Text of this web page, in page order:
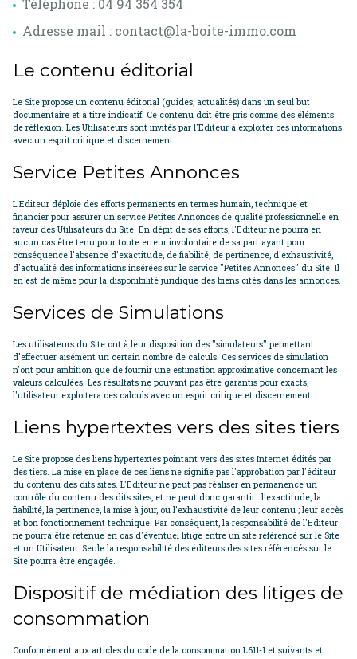
Téléphone : 04 94 354 354
Adresse mail : contact@la-boite-immo.com
Le contenu éditorial
Le Site propose un contenu éditorial (guides, actualités) dans un seul but
documentaire et à titre indicatif. Ce contenu doit être pris comme des éléments
de réflexion. Les Utilisateurs sont invités par l'Editeur à exploiter ces informations
avec un esprit critique et discernement.
Service Petites Annonces
L'Editeur déploie des efforts permanents en termes humain, technique et
financier pour assurer un service Petites Annonces de qualité professionnelle en
faveur des Utilisateurs du Site. En dépit de ses efforts, l'Editeur ne pourra en
aucun cas être tenu pour toute erreur involontaire de sa part ayant pour
conséquence l'absence d'exactitude, de fiabilité, de pertinence, d'exhaustivité,
d'actualité des informations insérées sur le service "Petites Annonces" du Site. Il
en est de même pour la disponibilité juridique des biens cités dans les annonces.
Services de Simulations
Les utilisateurs du Site ont à leur disposition des "simulateurs" permettant
d'effectuer aisément un certain nombre de calculs. Ces services de simulation
n'ont pour ambition que de fournir une estimation approximative concernant les
valeurs calculées. Les résultats ne pouvant pas être garantis pour exacts,
l'utilisateur exploitera ces calculs avec un esprit critique et discernement.
Liens hypertextes vers des sites tiers
Le Site propose des liens hypertextes pointant vers des sites Internet édités par
des tiers. La mise en place de ces liens ne signifie pas l'approbation par l'éditeur
du contenu des dits sites. L'Editeur ne peut pas réaliser en permanence un
contrôle du contenu des dits sites, et ne peut donc garantir : l'exactitude, la
fiabilité, la pertinence, la mise à jour, ou l'exhaustivité de leur contenu ; leur accès
et bon fonctionnement technique. Par conséquent, la responsabilité de l'Editeur
ne pourra être retenue en cas d'éventuel litige entre un site référencé sur le Site
et un Utilisateur. Seule la responsabilité des éditeurs des sites référencés sur le
Site pourra être engagée.
Dispositif de médiation des litiges de
consommation
Conformément aux articles du code de la consommation L611-1 et suivants et